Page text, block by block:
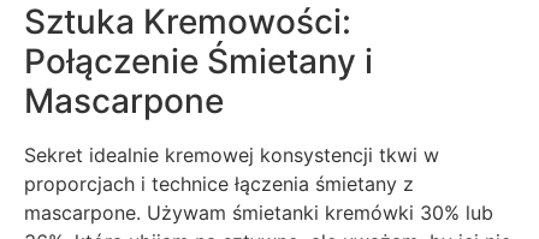
Sztuka Kremowości:
Połączenie Śmietany i
Mascarpone
Sekret idealnie kremowej konsystencji tkwi w
proporcjach i technice łączenia śmietany z
mascarpone. Używam śmietanki kremówki 30% lub